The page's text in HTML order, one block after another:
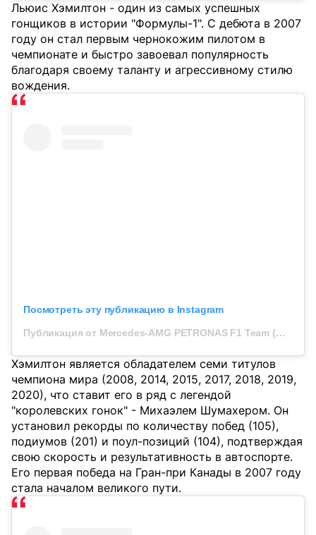
Льюис Хэмилтон - один из самых успешных
гонщиков в истории "Формулы-1". С дебюта в 2007
году он стал первым чернокожим пилотом в
чемпионате и быстро завоевал популярность
благодаря своему таланту и агрессивному стилю
вождения.
Посмотреть эту публикацию в Instagram
Публикация от Mercedes-AMG PETRONAS F1 Team (@mercedesamgf1)
Хэмилтон является обладателем семи титулов
чемпиона мира (2008, 2014, 2015, 2017, 2018, 2019,
2020), что ставит его в ряд с легендой
"королевских гонок" - Михаэлем Шумахером. Он
установил рекорды по количеству побед (105),
подиумов (201) и поул-позиций (104), подтверждая
свою скорость и результативность в автоспорте.
Его первая победа на Гран-при Канады в 2007 году
стала началом великого пути.